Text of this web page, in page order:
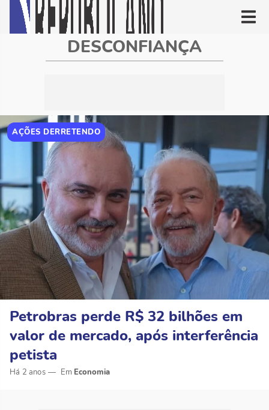
DESCONFIANÇA
AÇÕES DERRETENDO
Petrobras perde R$ 32 bilhões em
valor de mercado, após interferência
petista
Há 2 anos Economia